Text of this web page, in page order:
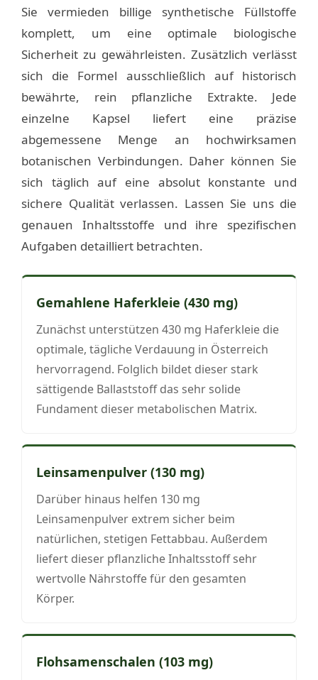
Sie vermieden billige synthetische Füllstoffe
komplett, um eine optimale biologische
Sicherheit zu gewährleisten. Zusätzlich verlässt
sich die Formel ausschließlich auf historisch
bewährte, rein pflanzliche Extrakte. Jede
einzelne Kapsel liefert eine präzise
abgemessene Menge an hochwirksamen
botanischen Verbindungen. Daher können Sie
sich täglich auf eine absolut konstante und
sichere Qualität verlassen. Lassen Sie uns die
genauen Inhaltsstoffe und ihre spezifischen
Aufgaben detailliert betrachten.
Gemahlene Haferkleie (430 mg)
Zunächst unterstützen 430 mg Haferkleie die
optimale, tägliche Verdauung in Österreich
hervorragend. Folglich bildet dieser stark
sättigende Ballaststoff das sehr solide
Fundament dieser metabolischen Matrix.
Leinsamenpulver (130 mg)
Darüber hinaus helfen 130 mg
Leinsamenpulver extrem sicher beim
natürlichen, stetigen Fettabbau. Außerdem
liefert dieser pflanzliche Inhaltsstoff sehr
wertvolle Nährstoffe für den gesamten
Körper.
Flohsamenschalen (103 mg)